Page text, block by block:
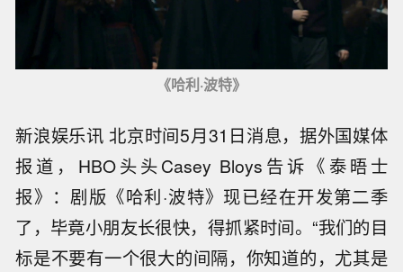
《哈利·波特》
新浪娱乐讯 北京时间5月31日消息，据外国媒体
报道，HBO头头Casey Bloys告诉《泰晤士
报》：剧版《哈利·波特》现已经在开发第二季
了，毕竟小朋友长很快，得抓紧时间。“我们的目
标是不要有一个很大的间隔，你知道的，尤其是